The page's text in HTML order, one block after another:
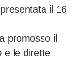
il 16
promosso il
e le dirette